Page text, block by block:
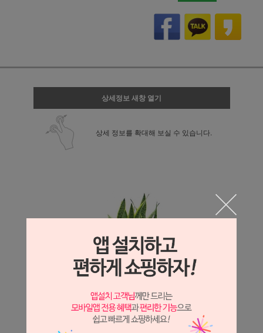
상세정보 새창 열기
상세 정보를 확대해 보실 수 있습니다.